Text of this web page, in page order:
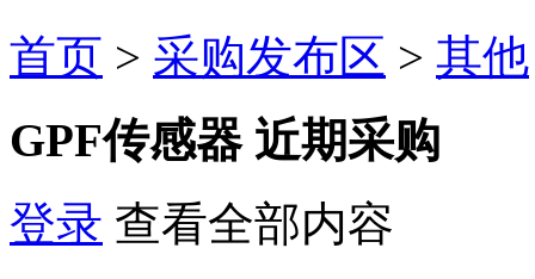
首页 > 采购发布区 > 其他
GPF传感器 近期采购
登录 查看全部内容